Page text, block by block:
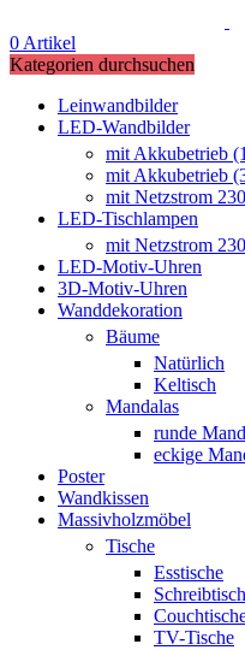
0 Artikel
Kategorien durchsuchen
Leinwandbilder
LED-Wandbilder
mit Akkubetrieb
mit Akkubetrieb
mit Netzstrom
LED-Tischlampen
mit Netzstrom
LED-Motiv-Uhren
3D-Motiv-Uhren
Wanddekoration
Bäume
Natürlich
Keltisch
Mandalas
runde
eckige
Poster
Wandkissen
Massivholzmöbel
Tische
Esstische
TV-Tische